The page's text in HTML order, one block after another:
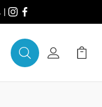
|
BuscarMi Cuenta
Mi